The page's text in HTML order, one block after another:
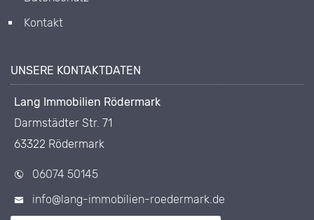
Kontakt
UNSERE KONTAKTDATEN
Lang Immobilien Rödermark
Darmstädter Str. 71
63322 Rödermark
06074 50145
info@lang-immobilien-roedermark.de